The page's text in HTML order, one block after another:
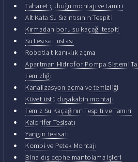
Taharet çubuğu montajı ve tamiri
Alt Kata Su Sızıntısının Tespiti
Kırmadan boru su kaçağı tespiti
Su tesisatı ustası
Robotla tıkanıklık açma
Apartman Hidrofor Pompa Sistemi
Temizliği
Kanalizasyon açma ve temizliği
Küvet üstü duşakabin montajı
Temiz Su Kaçağının Tespiti ve Tamiri
Kalorifer Tesisatı
Yangın tesisatı
Kombi ve Petek Montajı
Bina dış cephe mantolama işleri